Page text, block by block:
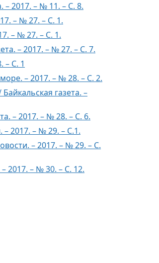
– 2017. – № 11. – С. 8.
– № 27. – С. 1.
– № 27. – С. 1.
– 2017. – № 27. – С. 7.
– С. 1
– 2017. – № 28. – С. 2.
газета. –
– 2017. – № 28. – С. 6.
2017. – № 29. – С.1.
– 2017. – № 29. – С.
2017. – № 30. – С. 12.